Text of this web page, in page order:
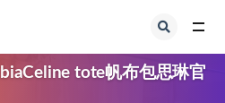
tote帆布包思琳官